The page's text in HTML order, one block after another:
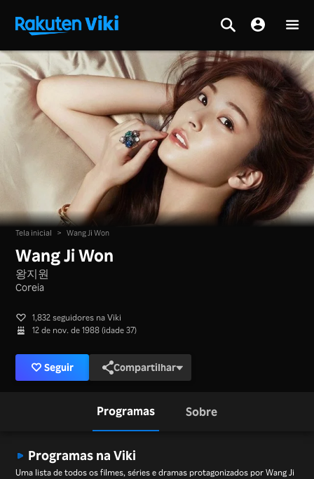
Tela inicial > Wang Ji Won
Wang Ji Won
왕지원
Coreia
1,832 seguidores na Viki
12 de nov. de 1988 (idade 37)
Seguir Compartilhar
Programas Sobre
Programas na Viki
Uma lista de todos os filmes, séries e dramas protagonizados por Wang Ji